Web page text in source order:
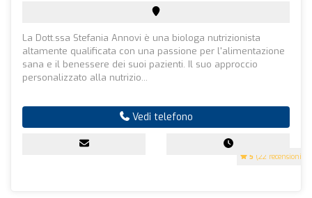
5 (22 recensioni)
La Dott.ssa Stefania Annovi è una biologa nutrizionista
altamente qualificata con una passione per l'alimentazione
sana e il benessere dei suoi pazienti. Il suo approccio
personalizzato alla nutrizio...
Vedi telefono